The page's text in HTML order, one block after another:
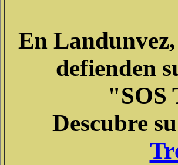
En Landunvez,
defienden
"SOS
Descubre